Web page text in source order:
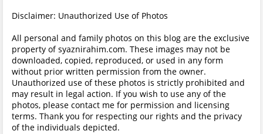
Disclaimer: Unauthorized Use of Photos
All personal and family photos on this blog are the exclusive
property of syaznirahim.com. These images may not be
downloaded, copied, reproduced, or used in any form
without prior written permission from the owner.
Unauthorized use of these photos is strictly prohibited and
may result in legal action. If you wish to use any of the
photos, please contact me for permission and licensing
terms. Thank you for respecting our rights and the privacy
of the individuals depicted.